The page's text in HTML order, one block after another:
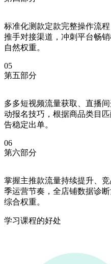
标准化测款定款完整操作流
推手对接渠道，冲刺平台畅
自然权重。
05
第五部分
多多短视频流量获取、直播
动报名技巧，根据商品类目
告稳定出单。
06
第六部分
掌握主推款流量持续提升、
季运营节奏，全店铺数据诊
综合权重。
学习课程的好处